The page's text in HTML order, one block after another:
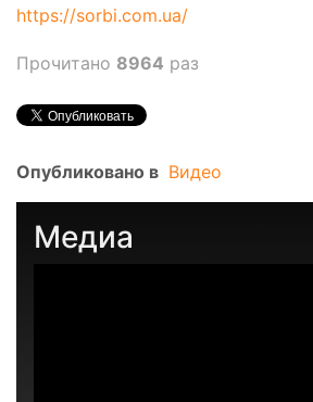
https://sorbi.com.ua/
Прочитано 8964 раз
Опубликовано в Видео
Медиа